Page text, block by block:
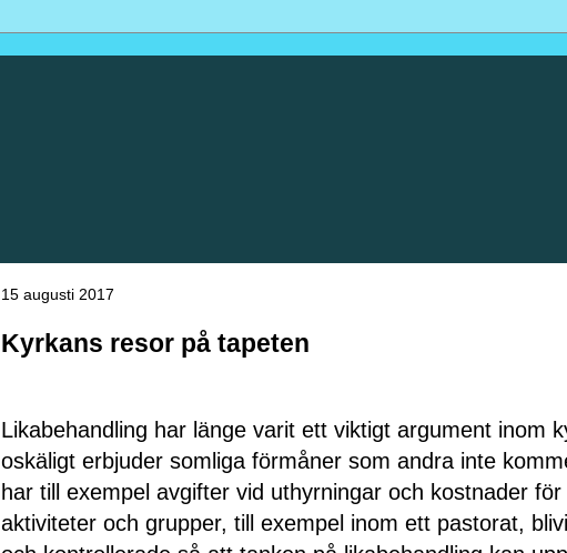
15 augusti 2017
Kyrkans resor på tapeten
Likabehandling har länge varit ett viktigt argument inom
oskäligt erbjuder somliga förmåner som andra inte
har till exempel avgifter vid uthyrningar och kostnader
aktiviteter och grupper, till exempel inom ett pastorat,